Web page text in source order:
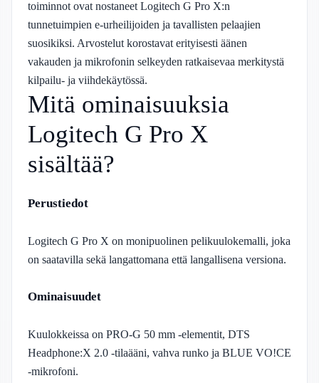
toiminnot ovat nostaneet Logitech G Pro X:n
tunnetuimpien e-urheilijoiden ja tavallisten pelaajien
suosikiksi. Arvostelut korostavat erityisesti äänen
vakauden ja mikrofonin selkeyden ratkaisevaa merkitystä
kilpailu- ja viihdekäytössä.
Mitä ominaisuuksia
Logitech G Pro X
sisältää?
Perustiedot
Logitech G Pro X on monipuolinen pelikuulokemalli, joka
on saatavilla sekä langattomana että langallisena versiona.
Ominaisuudet
Kuulokkeissa on PRO-G 50 mm -elementit, DTS
Headphone:X 2.0 -tilaääni, vahva runko ja BLUE VO!CE
-mikrofoni.